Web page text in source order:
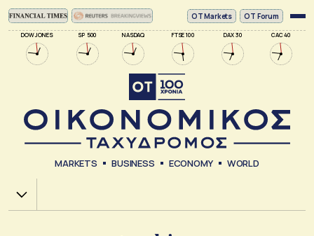
DOW JONES SP 500 NASDAQ FTSE 100 DAX 30 CAC 40
ΟΤ Markets OT Forum
MARKETS BUSINESS ECONOMY WORLD
Χ.Α.